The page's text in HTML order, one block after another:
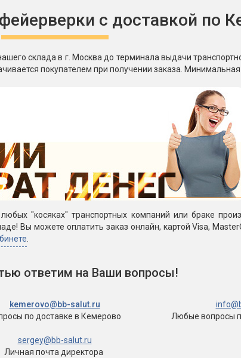
с доставкой по
склада в г. Москва до терминала выдачи
покупателем при получении заказа.
"косяках" транспортных компаний или браке
Вы можете оплатить заказ онлайн, картой Visa,
ответим на Ваши вопросы!
kemerovo@bb-salut.ru
по доставке в Кемерово
Любые вопросы
sergey@bb-salut.ru
Личная почта директора